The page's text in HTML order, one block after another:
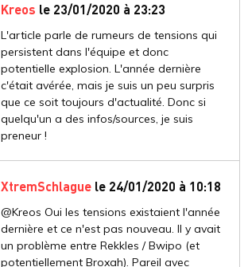
Kreos le 23/01/2020 à 23:23
L'article parle de rumeurs de tensions qui
persistent dans l'équipe et donc
potentielle explosion. L'année dernière
c'était avérée, mais je suis un peu surpris
que ce soit toujours d'actualité. Donc si
quelqu'un a des infos/sources, je suis
preneur !
XtremSchlague le 24/01/2020 à 10:18
@Kreos Oui les tensions existaient l'année
dernière et ce n'est pas nouveau. Il y avait
un problème entre Rekkles / Bwipo (et
potentiellement Broxah). Pareil avec